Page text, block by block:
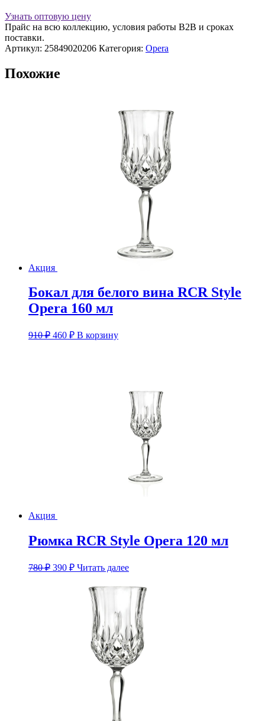
для
шампанского
RCR
Opera
мл
Узнать оптовую цену
Прайс на всю коллекцию, условия работы В2В и сроках
поставки.
Артикул: 25849020206 Категория: Opera
Похожие
Акция
Бокал для белого вина RCR Style
Opera 160 мл
910₽ Первоначальная
460 ₽Текущая
цена:
В корзину
Акция
Рюмка RCR Style Opera 120 мл
780₽ Первоначальная
составляла
390 ₽Текущая
390 ₽.
Читать далее